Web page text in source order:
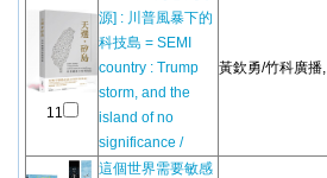
11
源] : 川普風暴下的
科技島 = SEMI
country : Trump
storm, and the
island of no
significance /
黃欽勇/竹科廣播,
這個世界需要敏感